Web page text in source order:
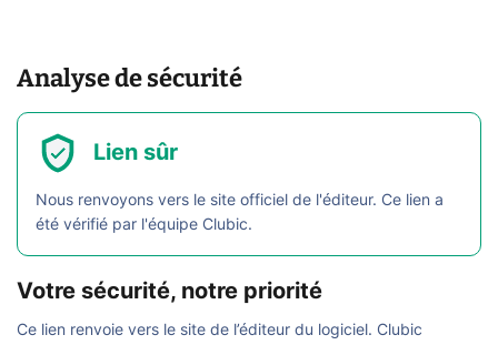
Analyse de sécurité
Lien sûr
Nous renvoyons vers le site officiel de l'éditeur. Ce lien a
été vérifié par l'équipe Clubic.
Votre sécurité, notre priorité
Ce lien renvoie vers le site de l’éditeur du logiciel. Clubic